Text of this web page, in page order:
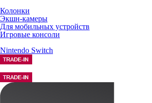
Колонки
Экшн-камеры
Для мобильных устройств
Игровые консоли
Nintendo Switch